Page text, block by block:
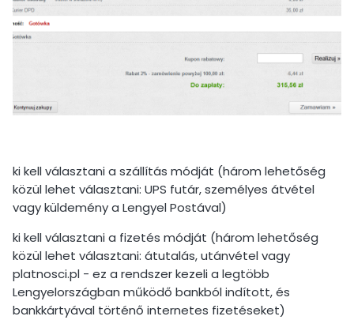
ki kell választani a szállítás módját (három lehetőség
közül lehet választani: UPS futár, személyes átvétel
vagy küldemény a Lengyel Postával)
ki kell választani a fizetés módját (három lehetőség
közül lehet választani: átutalás, utánvétel vagy
platnosci.pl - ez a rendszer kezeli a legtöbb
Lengyelországban működő bankból indított, és
bankkártyával történő internetes fizetéseket)